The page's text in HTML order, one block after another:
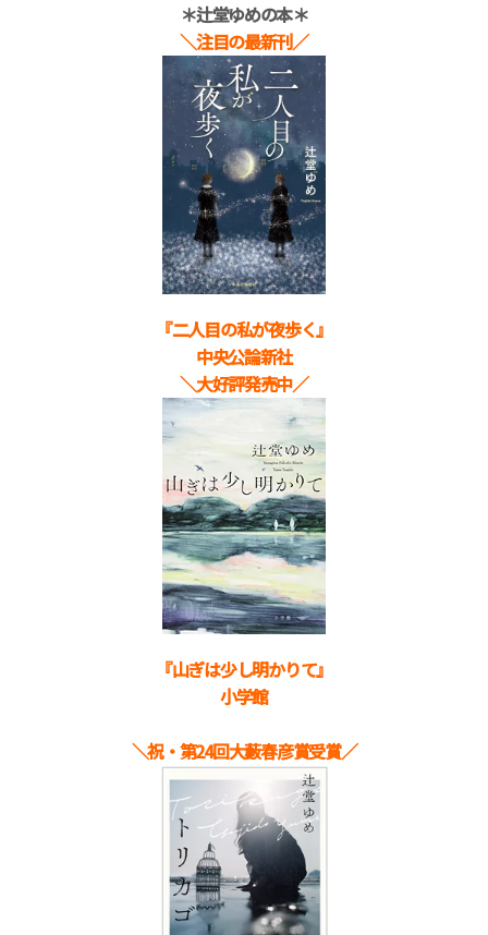
＊辻堂ゆめの本＊
＼注目の最新刊／
『二人目の私が夜歩く』
中央公論新社
＼大好評発売中／
『山ぎは少し明かりて』
小学館
＼祝・第24回大藪春彦賞受賞／